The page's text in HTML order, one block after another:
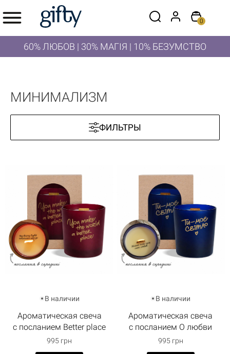
0
60% ЛЮБОВ | 30% МАГІЯ | 10% БЕЗУМСТВО
МИНИМАЛИЗМ
ФИЛЬТРЫ
В наличии
Ароматическая свеча
с посланием Better place
995 грн
В наличии
Ароматическая свеча
с посланием О любви
995 грн